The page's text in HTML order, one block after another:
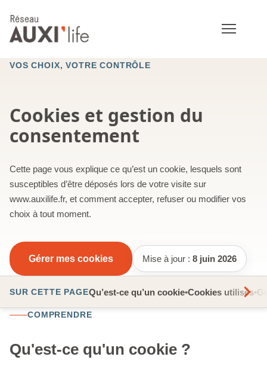
VOS CHOIX, VOTRE CONTRÔLE
Cookies et gestion du
consentement
Cette page vous explique ce qu’est un cookie, lesquels sont
susceptibles d’être déposés lors de votre visite sur
www.auxilife.fr, et comment accepter, refuser ou modifier vos
choix à tout moment.
Gérer mes cookies Mise à jour : 8 juin 2026
SUR CETTE PAGEQu’est-ce qu’un cookie•Cookies utilisés•
COMPRENDRE
Qu'est-ce qu'un cookie ?